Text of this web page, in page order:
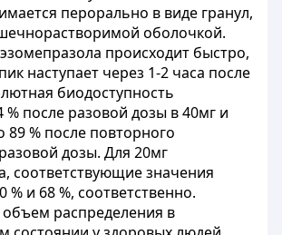
перорально в виде гранул,
оболочкой.
происходит быстро,
наступает через 1-2 часа после
биодоступность
% после разовой дозы в 40мг и
89 % после повторного
дозы. Для 20мг
соответствующие значения
% и 68 %, соответственно.
распределения в